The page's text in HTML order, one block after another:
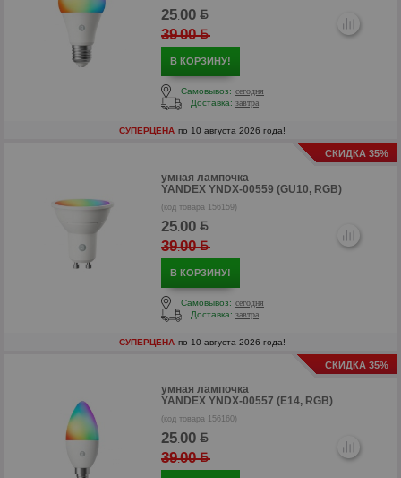
р
25.00
39.00
В КОРЗИНУ!
Самовывоз: сегодня
Доставка: завтра
СУПЕРЦЕНА по 10 августа 2026 года!
СКИДКА 35%
умная лампочка
YANDEX YNDX-00559 (GU10, RGB)
(код товара 156159)
25.00
39.00
В КОРЗИНУ!
Самовывоз: сегодня
Доставка: завтра
СУПЕРЦЕНА по 10 августа 2026 года!
СКИДКА 35%
умная лампочка
YANDEX YNDX-00557 (E14, RGB)
(код товара 156160)
25.00
39.00